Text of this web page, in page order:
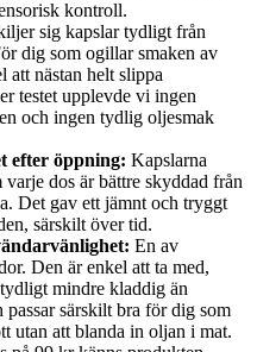
kontroll.
sig kapslar tydligt från
dig som ogillar smaken av
att nästan helt slippa
testet upplevde vi ingen
och ingen tydlig oljesmak
efter öppning: Kapslarna
varje dos är bättre skyddad från
Det gav ett jämnt och tryggt
särskilt över tid.
En av
Den är enkel att ta med,
mindre kladdig än
särskilt bra för dig som
utan att blanda in oljan i mat.